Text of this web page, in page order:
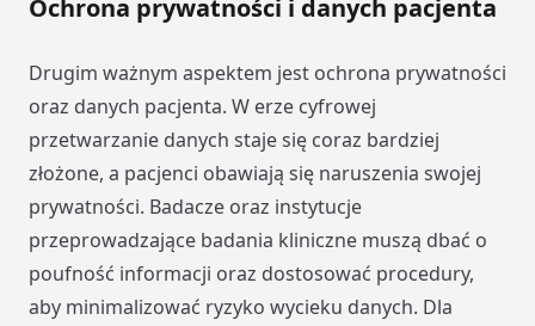
Ochrona prywatności i danych pacjenta
Drugim ważnym aspektem jest ochrona prywatności
oraz danych pacjenta. W erze cyfrowej
przetwarzanie danych staje się coraz bardziej
złożone, a pacjenci obawiają się naruszenia swojej
prywatności. Badacze oraz instytucje
przeprowadzające badania kliniczne muszą dbać o
poufność informacji oraz dostosować procedury,
aby minimalizować ryzyko wycieku danych. Dla